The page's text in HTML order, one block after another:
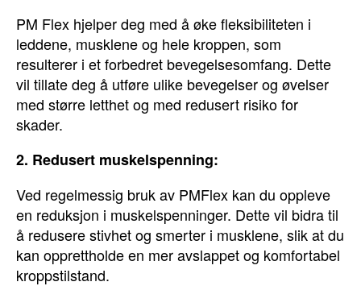
PM Flex hjelper deg med å øke fleksibiliteten i
leddene, musklene og hele kroppen, som
resulterer i et forbedret bevegelsesomfang. Dette
vil tillate deg å utføre ulike bevegelser og øvelser
med større letthet og med redusert risiko for
skader.
2. Redusert muskelspenning:
Ved regelmessig bruk av PMFlex kan du oppleve
en reduksjon i muskelspenninger. Dette vil bidra til
å redusere stivhet og smerter i musklene, slik at du
kan opprettholde en mer avslappet og komfortabel
kroppstilstand.